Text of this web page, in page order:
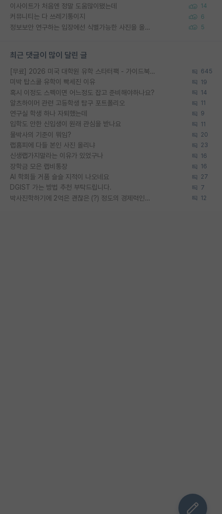
이사이트가 처음엔 정말 도움많이됐는데 14
커뮤니티는 다 쓰레기통이지 6
정보보안 연구하는 입장에선 식별가능한 사진을 올리는건 비추이긴함 5
최근 댓글이 많이 달린 글
[무료] 2026 미국 대학원 유학 스타터팩 - 가이드북 & 합격자 컨택메일 템플릿 645
미박 탑스쿨 유학이 빡세진 이유 19
혹시 이정도 스펙이면 어느정도 잡고 준비해야하나요? 14
알츠하이머 관련 고등학생 탐구 포트폴리오 11
연구실 학생 하나 자퇴했는데 9
입학도 안한 신입생이 원래 관심을 받나요 11
물박사의 기준이 뭐임? 20
랩홈피에 다들 본인 사진 올리냐 23
신생랩가지말라는 이유가 있었구나 16
장학금 모은 랩비통장 16
AI 학회들 거품 슬슬 지적이 나오네요 27
DGIST 가는 방법 추천 부탁드립니다. 7
박사진학하기에 2억은 괜찮은 (?) 정도의 경제력인가요 12